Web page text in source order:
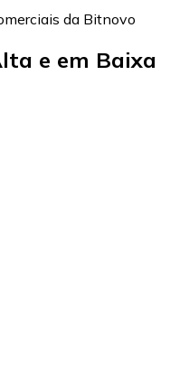
da Bitnovo
e em Baixa